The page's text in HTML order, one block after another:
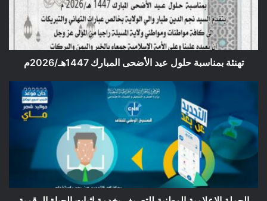
تهنئة بمناسبة حلول عيد الأضحى المبارك 1447هـ/2026م
للتعريف
بخدمة
الحياة
الرقمية
عبر
تطبيق